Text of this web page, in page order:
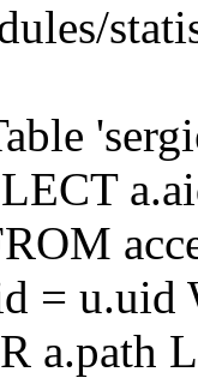
= u.uid
a.path